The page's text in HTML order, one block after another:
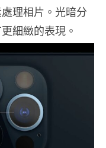
理相片。光暗分
細緻的表現。